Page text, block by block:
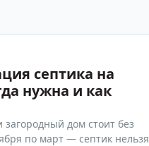
септика на
нужна и как
загородный дом стоит без
по март — септик нельзя